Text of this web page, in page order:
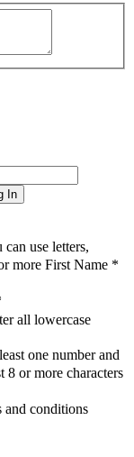
In
can use letters,
more First Name *
all lowercase
one number and
8 or more characters
and conditions